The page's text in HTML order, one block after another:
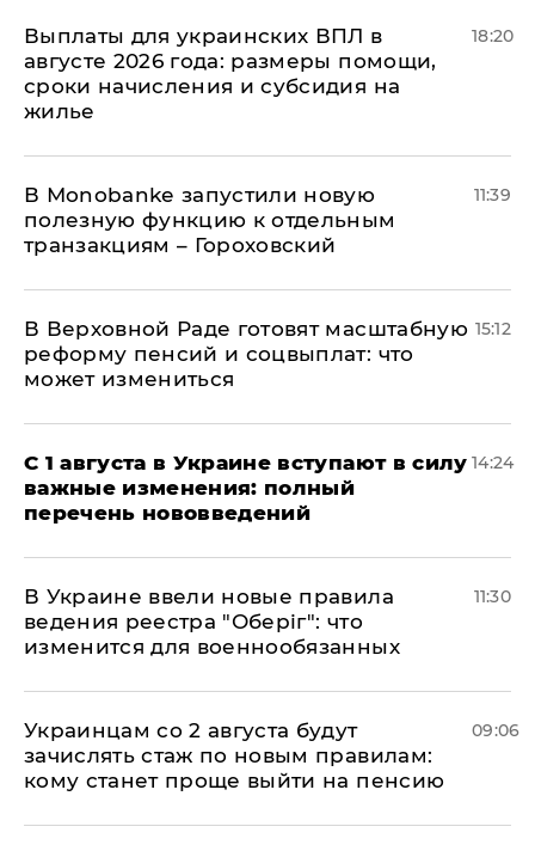
Выплаты для украинских ВПЛ в
августе 2026 года: размеры помощи,
сроки начисления и субсидия на
жилье
18:20
В Мonobankе запустили новую
полезную функцию к отдельным
транзакциям – Гороховский
11:39
В Верховной Раде готовят масштабную
реформу пенсий и соцвыплат: что
может измениться
15:12
С 1 августа в Украине вступают в силу
важные изменения: полный
перечень нововведений
14:24
В Украине ввели новые правила
ведения реестра "Оберіг": что
изменится для военнообязанных
11:30
Украинцам со 2 августа будут
зачислять стаж по новым правилам:
кому станет проще выйти на пенсию
09:06